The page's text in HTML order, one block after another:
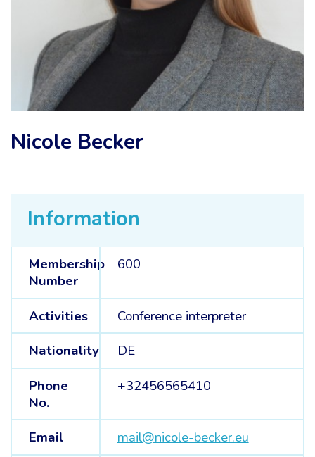
Information
Membership
Number
600
Activities
Conference interpreter
Nationality
DE
Phone
No.
+32456565410
Email
mail@nicole-becker.eu
Nicole Becker